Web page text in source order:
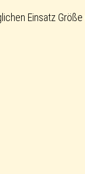
Einsatz